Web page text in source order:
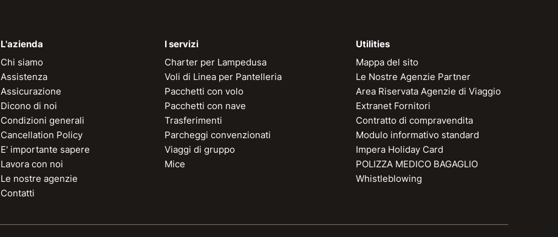
L'azienda
Chi siamo
Assistenza
Assicurazione
Dicono di noi
Condizioni generali
Cancellation Policy
E' importante sapere
Lavora con noi
Le nostre agenzie
Contatti
I servizi
Charter per Lampedusa
Voli di Linea per Pantelleria
Pacchetti con volo
Pacchetti con nave
Trasferimenti
Parcheggi convenzionati
Viaggi di gruppo
Mice
Utilities
Mappa del sito
Le Nostre Agenzie Partner
Area Riservata Agenzie di Viaggio
Extranet Fornitori
Contratto di compravendita
Modulo informativo standard
Impera Holiday Card
POLIZZA MEDICO BAGAGLIO
Whistleblowing